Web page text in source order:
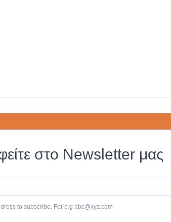
στο Newsletter μας
to subscribe. For e.g abc@xyz.com